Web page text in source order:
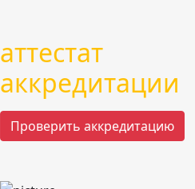
аттестат
аккредитации
Проверить аккредитацию